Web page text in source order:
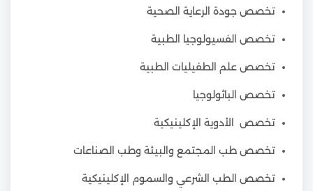
تخصص جودة الرعاية الصحية
تخصص الفسيولوجيا الطبية
تخصص علم الطفيليات الطبية
تخصص الباثولوجيا
تخصص الأدوية الإكلينيكية
تخصص طب المجتمع والبيئة وطب الصناعات
تخصص الطب الشرعي والسموم الإكلينيكية